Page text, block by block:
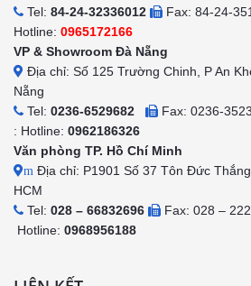
Tel: 84-24-32336012
Fax: 84-24-
Hotline: 0965172166
VP & Showroom Đà Nẵng
Địa chỉ: Số 125 Trường Chinh, P An
Nẵng
Tel: 0236-6529682
Fax: 0236-
: Hotline: 0962186326
Văn phòng TP. Hồ Chí Minh
m Địa chỉ: P1901 Số 37 Tôn Đức
HCM
Tel: 028 – 66832696
Fax: 028 –
Hotline: 0968956188